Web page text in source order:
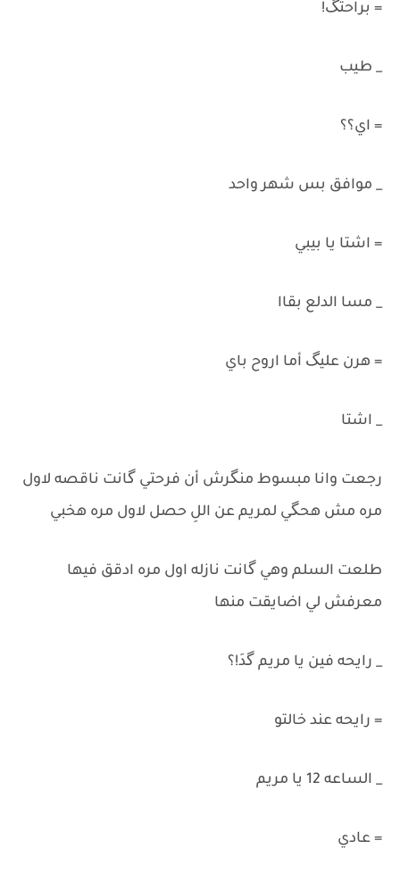
= براحتگ!
_ طيب
= اي؟؟
_ موافق بس شهر واحد
= اشتا يا بيبي
_ مسا الدلع بقاا
= هرن عليگ أما اروح باي
_ اشتا
رجعت وانا مبسوط منگرش أن فرحتي گانت ناقصه لاول
مره مش هحگي لمريم عن اللِ حصل لاول مره هخبي
طلعت السلم وهي گانت نازله اول مره ادقق فيها
معرفش لي اضايقت منها
_ رايحه فين يا مريم گدَ!؟
= رايحه عند خالتو
_ الساعه 12 يا مريم
= عادي